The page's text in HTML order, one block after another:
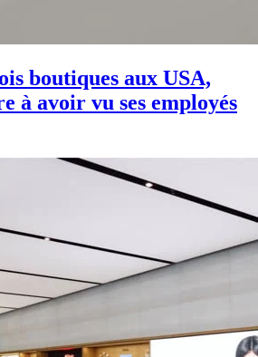
boutiques aux USA,
à avoir vu ses employés